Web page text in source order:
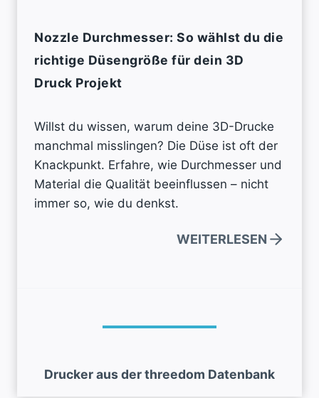
Nozzle Durchmesser: So wählst du die
richtige Düsengröße für dein 3D
Druck Projekt
Willst du wissen, warum deine 3D-Drucke
manchmal misslingen? Die Düse ist oft der
Knackpunkt. Erfahre, wie Durchmesser und
Material die Qualität beeinflussen – nicht
immer so, wie du denkst.
WEITERLESEN
Drucker aus der threedom Datenbank